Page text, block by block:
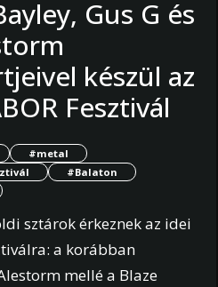
Gus G és
készül az
Fesztivál
#metal
#Balaton
sztárok érkeznek az idei
a korábban
mellé a Blaze